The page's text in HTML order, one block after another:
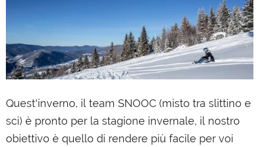
SNOOC Touring
€649,00
Quest'inverno, il team SNOOC (misto tra slittino e
sci) è pronto per la stagione invernale, il nostro
obiettivo è quello di rendere più facile per voi